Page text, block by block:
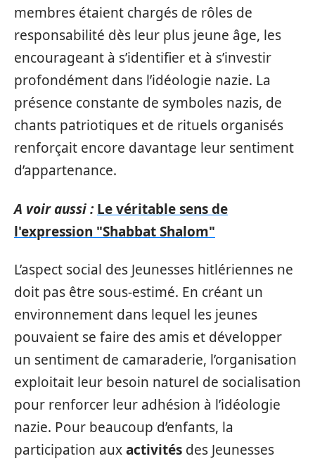
membres étaient chargés de rôles de
responsabilité dès leur plus jeune âge, les
encourageant à s’identifier et à s’investir
profondément dans l’idéologie nazie. La
présence constante de symboles nazis, de
chants patriotiques et de rituels organisés
renforçait encore davantage leur sentiment
d’appartenance.
A voir aussi : Le véritable sens de
l'expression "Shabbat Shalom"
L’aspect social des Jeunesses hitlériennes ne
doit pas être sous-estimé. En créant un
environnement dans lequel les jeunes
pouvaient se faire des amis et développer
un sentiment de camaraderie, l’organisation
exploitait leur besoin naturel de socialisation
pour renforcer leur adhésion à l’idéologie
nazie. Pour beaucoup d’enfants, la
participation auxactivités des Jeunesses